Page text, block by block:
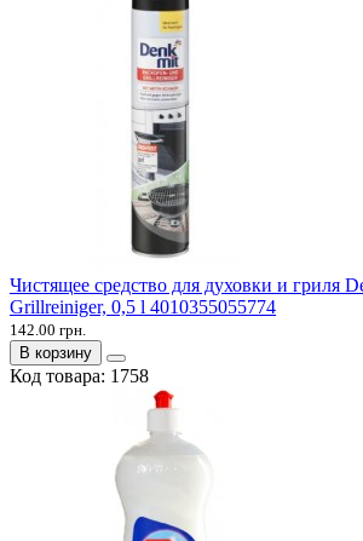
Чистящее средство для духовки и гриля
Grillreiniger, 0,5 l 4010355055774
142.00 грн.
В корзину
Код товара: 1758